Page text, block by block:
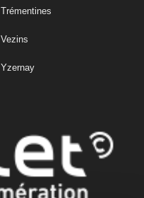
Trémentines
Vezins
Yzernay